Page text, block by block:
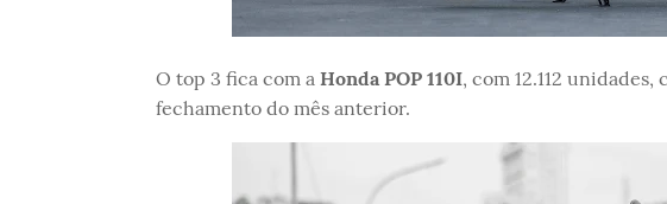
O top 3 fica com a Honda POP 110I, com 12.112
fechamento do mês anterior.